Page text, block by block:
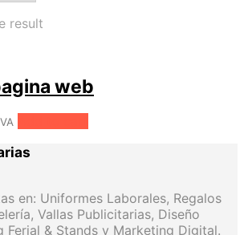
result
web
en: Uniformes Laborales, Regalos
Vallas Publicitarias, Diseño
Ferial & Stands y Marketing Digital.